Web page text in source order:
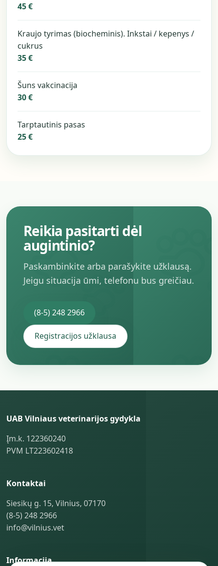
45 €
Kraujo tyrimas (biocheminis). Inkstai / kepenys /
cukrus
35 €
Šuns vakcinacija
30 €
Tarptautinis pasas
25 €
Reikia pasitarti dėl
augintinio?
Paskambinkite arba parašykite užklausą.
Jeigu situacija ūmi, telefonu bus greičiau.
(8-5) 248 2966
Registracijos užklausa
UAB Vilniaus veterinarijos gydykla
Įm.k. 122360240
PVM LT223602418
Kontaktai
Siesikų g. 15, Vilnius, 07170
(8-5) 248 2966
info@vilnius.vet
Informacija